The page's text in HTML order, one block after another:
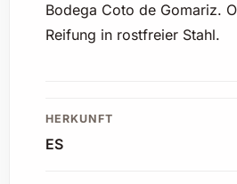
Bodega Coto de Gomariz.
Reifung in rostfreier Stahl.
HERKUNFT
ES